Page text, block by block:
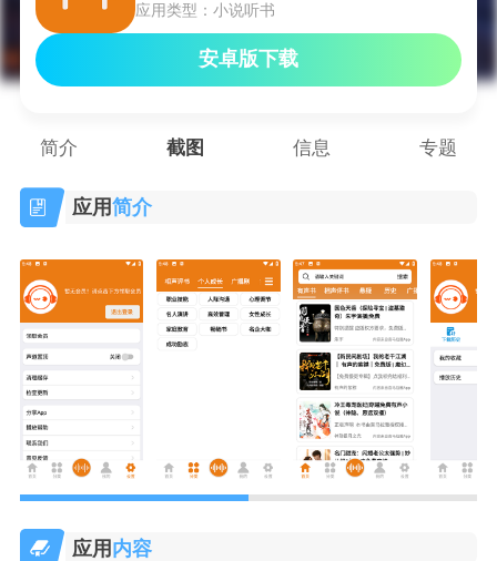
应用类型：小说听书
安卓版下载
简介 截图 信息 专题
应用简介
应用 内容